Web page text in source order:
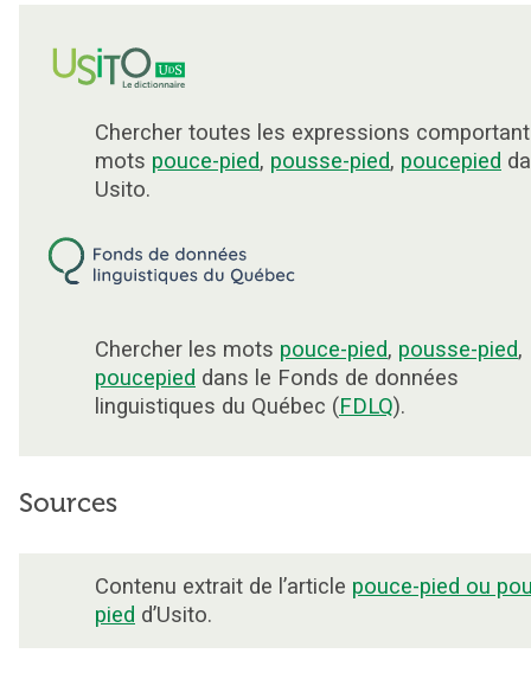
Chercher toutes les expressions
mots pouce-pied, pousse-pied, poucepied
Usito.
Chercher les mots pouce-pied, pousse-pied,
poucepied dans le Fonds de données
linguistiques du Québec (FDLQ).
Sources
Contenu extrait de l’article pouce-pied ou
pied d’Usito.